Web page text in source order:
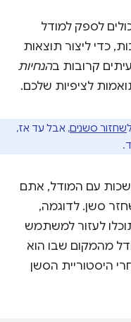
לספק למודל
כדי ליצור תוצאות
קרובות בהנחיות
לציפיות שלכם.
שחזור סשנים, אבל עד אז,
עם המודל, אתם
סשן. לדוגמה,
לעזור למשתמש
מהמקום שבו הוא
היסטוריית הסשן